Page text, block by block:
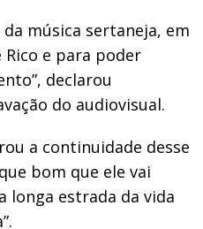
música sertaneja, em
Rico e para poder
declarou
do audiovisual.
a continuidade desse
bom que ele vai
longa estrada da vida